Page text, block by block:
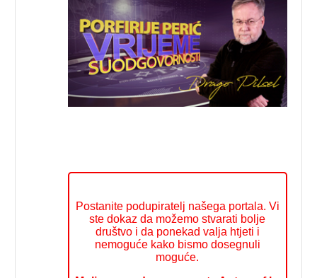
Postanite podupiratelj našega portala. Vi
ste dokaz da možemo stvarati bolje
društvo i da ponekad valja htjeti i
nemoguće kako bismo dosegnuli
moguće.